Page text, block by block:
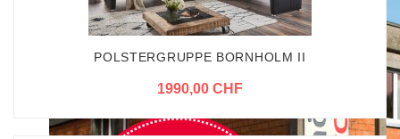
POLSTERGRUPPE BORNHOLM II
1990,00 CHF